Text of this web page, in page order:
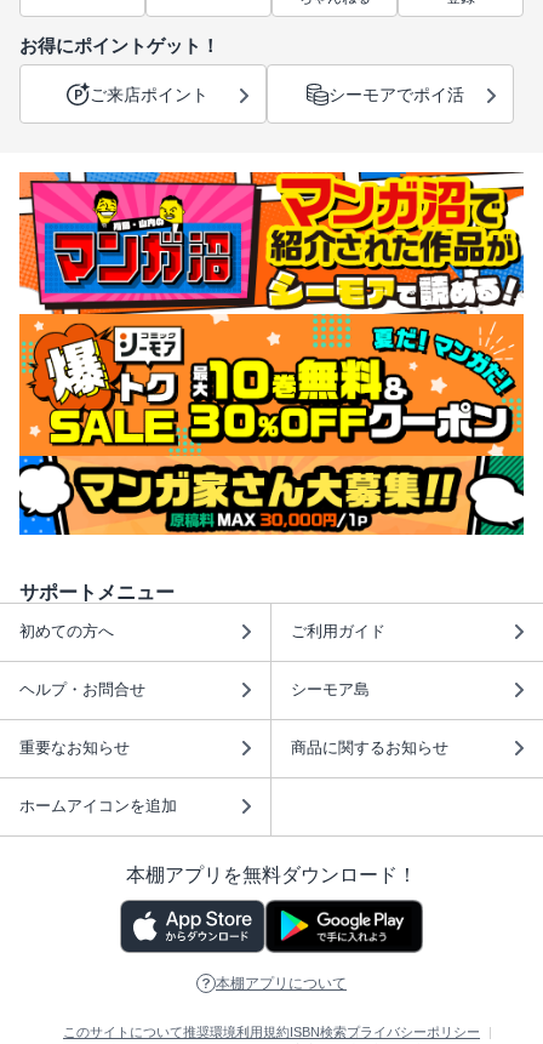
お得にポイントゲット！
ご来店ポイント シーモアでポイ活
サポートメニュー
初めての方へ ご利用ガイド
ヘルプ・お問合せ シーモア島
重要なお知らせ 商品に関するお知らせ
ホームアイコンを追加
本棚アプリを無料ダウンロード！
本棚アプリについて
このサイトについて推奨環境利用規約 ISBN検索プライバシーポリシー